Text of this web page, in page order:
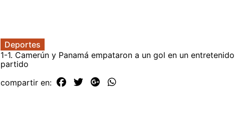
Deportes
1-1. Camerún y Panamá empataron a un gol en un entretenido
partido
compartir en: